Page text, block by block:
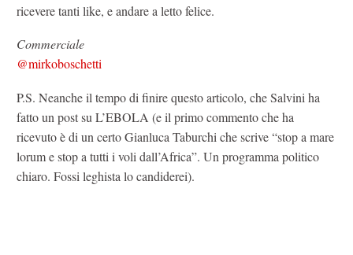
ricevere tanti like, e andare a letto felice.
Commerciale
@mirkoboschetti
P.S. Neanche il tempo di finire questo articolo, che Salvini ha
fatto un post su L’EBOLA (e il primo commento che ha
ricevuto è di un certo Gianluca Taburchi che scrive “stop a mare
lorum e stop a tutti i voli dall’Africa”. Un programma politico
chiaro. Fossi leghista lo candiderei).